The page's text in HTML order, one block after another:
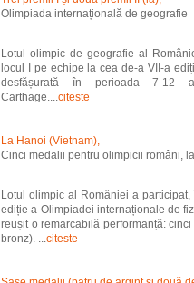
Olimpiada internațională de geografie
Lotul olimpic de geografie al
locul I pe echipe la cea de-a VII-a
desfășurată în perioada 7-12
Carthage....citeste
La Hanoi (Vietnam),
Cinci medalii pentru olimpicii români,
Lotul olimpic al României a
ediție a Olimpiadei internaționale de
reușit o remarcabilă performanță:
bronz). ...citeste